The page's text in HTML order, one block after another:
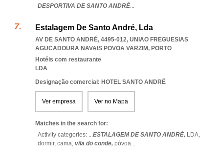
DESPORTIVA DE SANTO ANDRÉ...
Estalagem De Santo André, Lda
AV DE SANTO ANDRÉ, 4495-012, UNIAO FREGUESIAS
AGUCADOURA NAVAIS POVOA VARZIM, PORTO
Hotéis com restaurante
LDA
Designação comercial: HOTEL SANTO ANDRÉ
Ver empresa Ver no Mapa
Matches in the search for:
Activity categories: ...ESTALAGEM DE SANTO ANDRÉ, LDA,
dormir, cama, vila do conde, póvoa...